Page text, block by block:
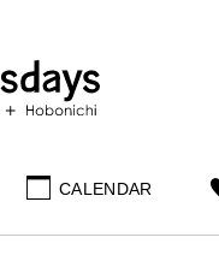
CALENDAR